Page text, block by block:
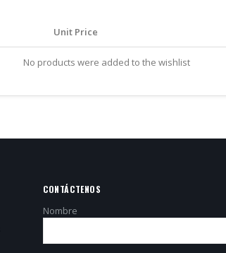
Unit Price
No products were added to the wishlist
CONTÁCTENOS
Nombre